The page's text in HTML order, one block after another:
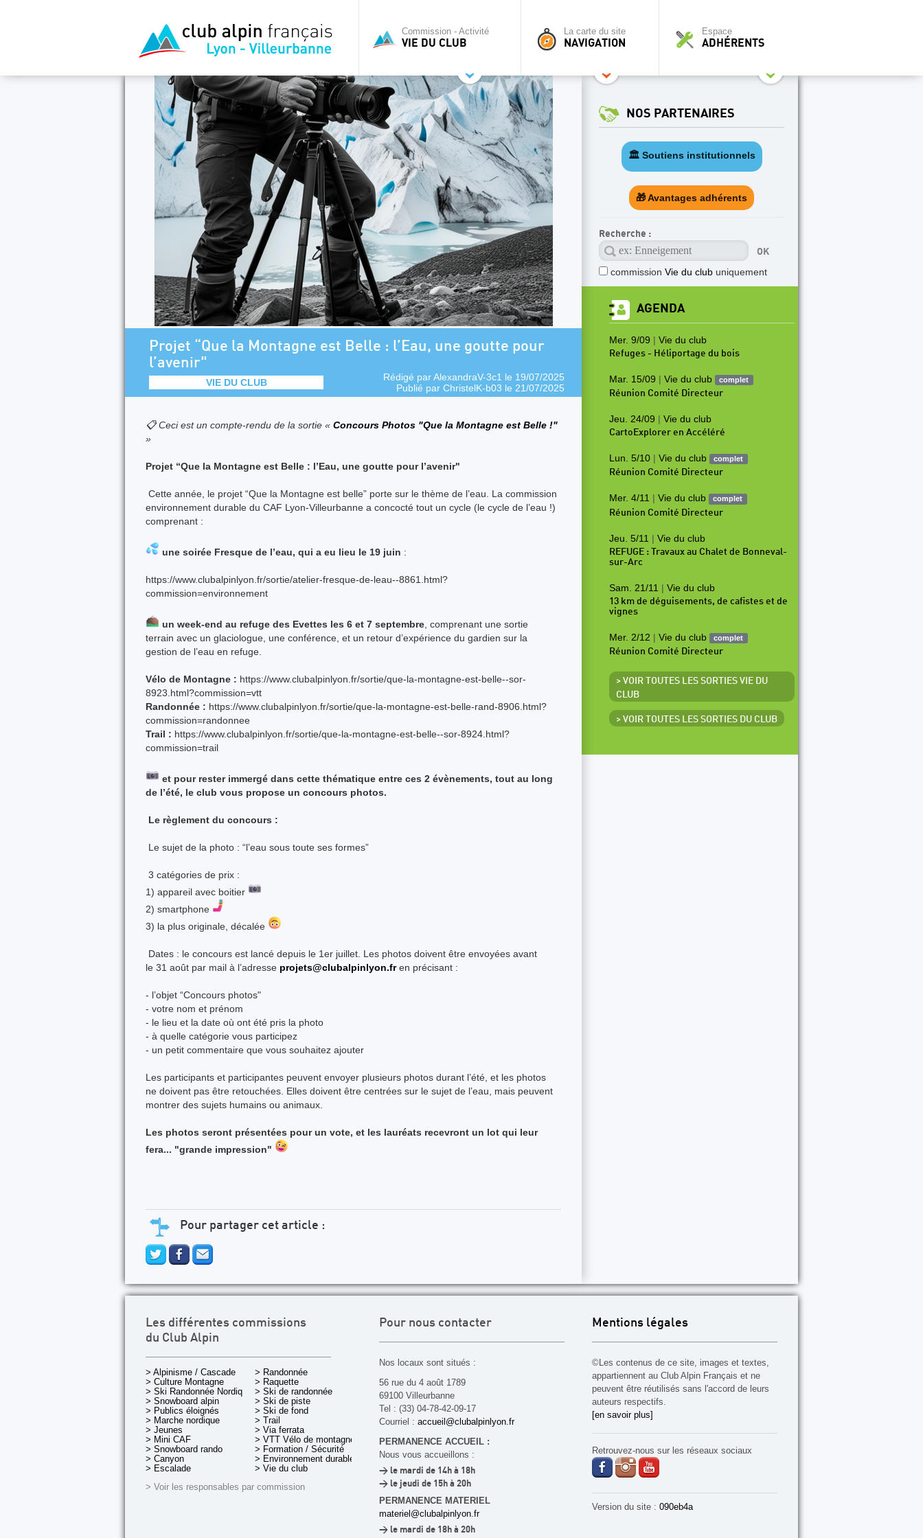
Commission - Activité
VIE DU CLUB
La carte du site
NAVIGATION
Espace
ADHÉRENTS
Projet “Que la Montagne est Belle : l’Eau, une goutte pour
l’avenir"
VIE DU CLUB Rédigé parAlexandraV-3c1 le 19/07/2025
Publié par ChristelK-b03 le 21/07/2025
📋 Ceci est un compte-rendu de la sortie « Concours Photos "Que la Montagne est Belle !"
»
Projet “Que la Montagne est Belle : l’Eau, une goutte pour l’avenir"
Cette année, le projet “Que la Montagne est belle” porte sur le thème de l’eau. La commission
environnement durable du CAF Lyon-Villeurbanne a concocté tout un cycle (le cycle de l’eau !)
comprenant :
une soirée Fresque de l’eau, qui a eu lieu le 19 juin :
https://www.clubalpinlyon.fr/sortie/atelier-fresque-de-leau--8861.html?
commission=environnement
un week-end au refuge des Evettes les 6 et 7 septembre , comprenant une sortie
terrain avec un glaciologue, une conférence, et un retour d’expérience du gardien sur la
gestion de l’eau en refuge.
Vélo de Montagne : https://www.clubalpinlyon.fr/sortie/que-la-montagne-est-belle--sor-
8923.html?commission=vtt
Randonnée : https://www.clubalpinlyon.fr/sortie/que-la-montagne-est-belle-rand-8906.html?
commission=randonnee
Trail : https://www.clubalpinlyon.fr/sortie/que-la-montagne-est-belle--sor-8924.html?
commission=trail
et pour rester immergé dans cette thématique entre ces 2 évènements, tout au long
de l’été, le club vous propose un concours photos.
Le règlement du concours :
Le sujet de la photo : “l’eau sous toute ses formes”
3 catégories de prix :
1) appareil avec boitier
2) smartphone
3) la plus originale, décalée
Dates : le concours est lancé depuis le 1er juillet. Les photos doivent être envoyées avant
le 31 août par mail à l’adresse projets@clubalpinlyon.fren précisant :
- l’objet “Concours photos"
- votre nom et prénom
- le lieu et la date où ont été pris la photo
- à quelle catégorie vous participez
- un petit commentaire que vous souhaitez ajouter
Les participants et participantes peuvent envoyer plusieurs photos durant l’été, et les photos
ne doivent pas être retouchées. Elles doivent être centrées sur le sujet de l’eau, mais peuvent
montrer des sujets humains ou animaux.
Les photos seront présentées pour un vote, et les lauréats recevront un lot qui leur
fera... "grande impression"
Pour partager cet article :
NOS PARTENAIRES
🏛️ Soutiens institutionnels
🎁 Avantages adhérents
Recherche :
commission Vie du club uniquement
AGENDA
Mer. 9/09 | Vie du club
Refuges - Héliportage du bois
Mar. 15/09 | Vie du club complet
Réunion Comité Directeur
Jeu. 24/09 | Vie du club
CartoExplorer en Accéléré
Lun. 5/10 | Vie du club complet
Réunion Comité Directeur
Mer. 4/11 | Vie du club complet
Réunion Comité Directeur
Jeu. 5/11 | Vie du club
REFUGE : Travaux au Chalet de Bonneval-
sur-Arc
Sam. 21/11 | Vie du club
13 km de déguisements, de cafistes et de
vignes
Mer. 2/12 | Vie du club complet
Réunion Comité Directeur
> VOIR TOUTES LES SORTIES VIE DU
CLUB
> VOIR TOUTES LES SORTIES DU CLUB
Les différentes commissions
du Club Alpin
> Alpinisme / Cascade
> Culture Montagne
> Ski Randonnée Nordique
> Snowboard alpin
> Publics éloignés
> Marche nordique
> Jeunes
> Mini CAF
> Snowboard rando
> Canyon
> Escalade
> Randonnée
> Raquette
> Ski de randonnée
> Ski de piste
> Ski de fond
> Trail
> Via ferrata
> VTT Vélo de montagne
> Formation / Sécurité
> Environnement durable
> Vie du club
> Voir les responsables par commission
Pour nous contacter
Nos locaux sont situés :
56 rue du 4 août 1789
69100 Villeurbanne
Tel : (33) 04-78-42-09-17
Courriel : accueil@clubalpinlyon.fr
PERMANENCE ACCUEIL :
Nous vous accueillons :
> le mardi de 14h à 18h
> le jeudi de 15h à 20h
PERMANENCE MATERIEL
materiel@clubalpinlyon.fr
> le mardi de 18h à 20h
Mentions légales
©Les contenus de ce site, images et textes,
appartiennent au Club Alpin Français et ne
peuvent être réutilisés sans l'accord de leurs
auteurs respectifs.
[en savoir plus]
Retrouvez-nous sur les réseaux sociaux
Version du site : 090eb4a